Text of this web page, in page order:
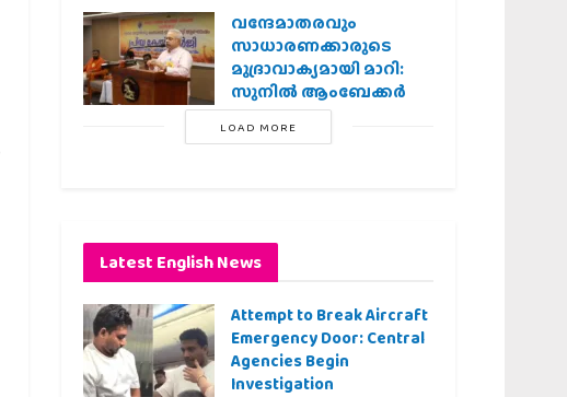
വന്ദേമാതരവും
സാധാരണക്കാരുടെ
മുദ്രാവാക്യമായി മാറി:
സുനിൽ ആംബേക്കർ
LOAD MORE
Latest English News
Attempt to Break Aircraft
Emergency Door: Central
Agencies Begin
Investigation